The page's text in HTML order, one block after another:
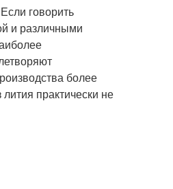
говорить
и различными
более
практически не